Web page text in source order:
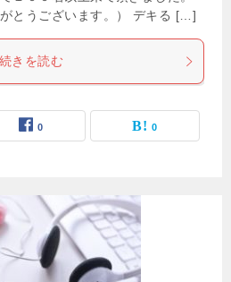
とうございます。） デキる […]
続きを読む
0 0